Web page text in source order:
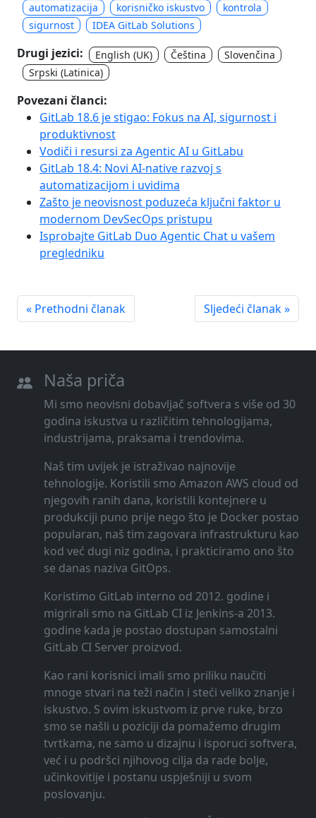
automatizacija
korisničko iskustvo
kontrola
sigurnost
IDEA GitLab Solutions
Drugi jezici: English (UK) Čeština
Slovenčina
Srpski (Latinica)
Povezani članci:
GitLab 18.6 je stigao: Fokus na AI, sigurnost i
produktivnost
Vodiči i resursi za Agentic AI u GitLabu
GitLab 18.4: Novi AI-native razvoj s
automatizacijom i uvidima
Zašto je neovisnost poduzeća ključni faktor u
modernom DevSecOps pristupu
Isprobajte GitLab Duo Agentic Chat u vašem
pregledniku
« Prethodni članak Sljedeći članak »
Naša priča
Mi smo neovisni dobavljač softvera s više od 30
godina iskustva u različitim tehnologijama,
industrijama, praksama i trendovima.
Naš tim uvijek je istraživao najnovije
tehnologije. Koristili smo Amazon AWS cloud od
njegovih ranih dana, koristili kontejnere u
produkciji puno prije nego što je Docker postao
popularan, naš tim zagovara infrastrukturu kao
kod već dugi niz godina, i prakticiramo ono što
se danas naziva GitOps.
Koristimo GitLab interno od 2012. godine i
migrirali smo na GitLab CI iz Jenkins-a 2013.
godine kada je postao dostupan samostalni
GitLab CI Server proizvod.
Kao rani korisnici imali smo priliku naučiti
mnoge stvari na teži način i steći veliko znanje i
iskustvo. S ovim iskustvom iz prve ruke, brzo
smo se našli u poziciji da pomažemo drugim
tvrtkama, ne samo u dizajnu i isporuci softvera,
već i u podršci njihovog cilja da rade bolje,
učinkovitije i postanu uspješniji u svom
poslovanju.